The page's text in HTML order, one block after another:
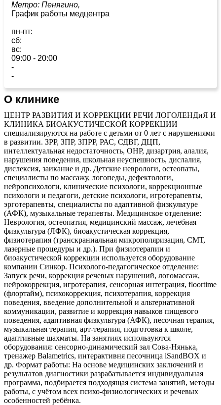
Метро: Пенягино,
График работы медцентра
пн-пт:
сб:
вс:
09:00 - 20:00
-
-
О клинике
ЦЕНТР РАЗВИТИЯ И КОРРЕКЦИИ РЕЧИ ЛОГОЛЕНДиЯ И
КЛИНИКА БИОАКУСТИЧЕСКОЙ КОРРЕКЦИИ
специализируются на работе с детьми от 0 лет с нарушениями
в развитии. ЗРР, ЗПР, ЗПРР, РАС, СДВГ, ДЦП,
интеллектуальная недостаточность, ОНР, дизартрия, алалия,
нарушения поведения, школьная неуспешность, дислалия,
дислексия, заикание и др. Детские неврологи, остеопаты,
специалисты по массажу, логопеды, дефектологи,
нейропсихологи, клинические психологи, коррекционные
психологи и педагоги, детские психологи, игротерапевты,
эрготерапевты, специалисты по адаптивной физкультуре
(АФК), музыкальные терапевты. Медицинское отделение:
Неврология, остеопатия, медицинский массаж, лечебная
физкультура (ЛФК), биоакустическая коррекция,
физиотерапия (транскраниальная микрополяризация, СМТ,
лазерные процедуры и др.). При физиотерапии и
биоакустической коррекции используется оборудование
компании Синкор. Психолого-педагогическое отделение:
Запуск речи, коррекция речевых нарушений, логомассаж,
нейрокоррекция, игротерапия, сенсорная интеграция, floortime
(флортайм), психокоррекция, психотерапия, коррекция
поведения, введение дополнительной и альтернативной
коммуникации, развитие и коррекция навыков пищевого
поведения, адаптивная физкультура (АФК), песочная терапия,
музыкальная терапия, арт-терапия, подготовка к школе,
адаптивные шахматы. На занятиях используются
оборудования: сенсорно-динамический зал Сова-Нянька,
тренажер Balametrics, интерактивня песочница iSandBOX и
др. Формат работы: На основе медицинских заключений и
результатов диагностики разрабатывается индивидуальная
программа, подбирается подходящая система занятий, методы
работы, с учётом всех психо-физиологических и речевых
особенностей ребёнка.